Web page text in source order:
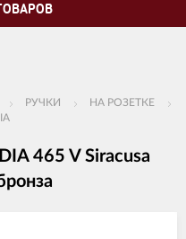
РУЧКИ
НА РОЗЕТКЕ
465 V Siracusa